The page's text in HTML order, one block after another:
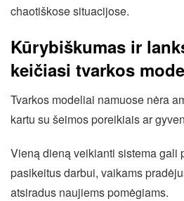
chaotiškose situacijose.
Kūrybiškumas ir
keičiasi tvarkos
Tvarkos modeliai namuose nėra
kartu su šeimos poreikiais ar
Vieną dieną veikianti sistema gali
pasikeitus darbui, vaikams
atsiradus naujiems pomėgiams.